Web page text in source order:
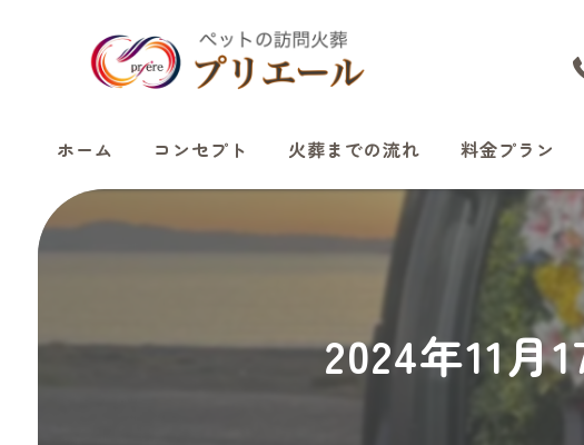
ホーム コンセプト 火葬までの流れ 料金プラン
2024年11月